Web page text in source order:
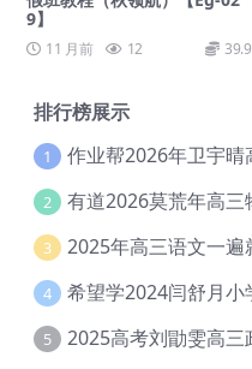
9】
11 月前 12 39.9
排行榜展示
1
2
3
4
5